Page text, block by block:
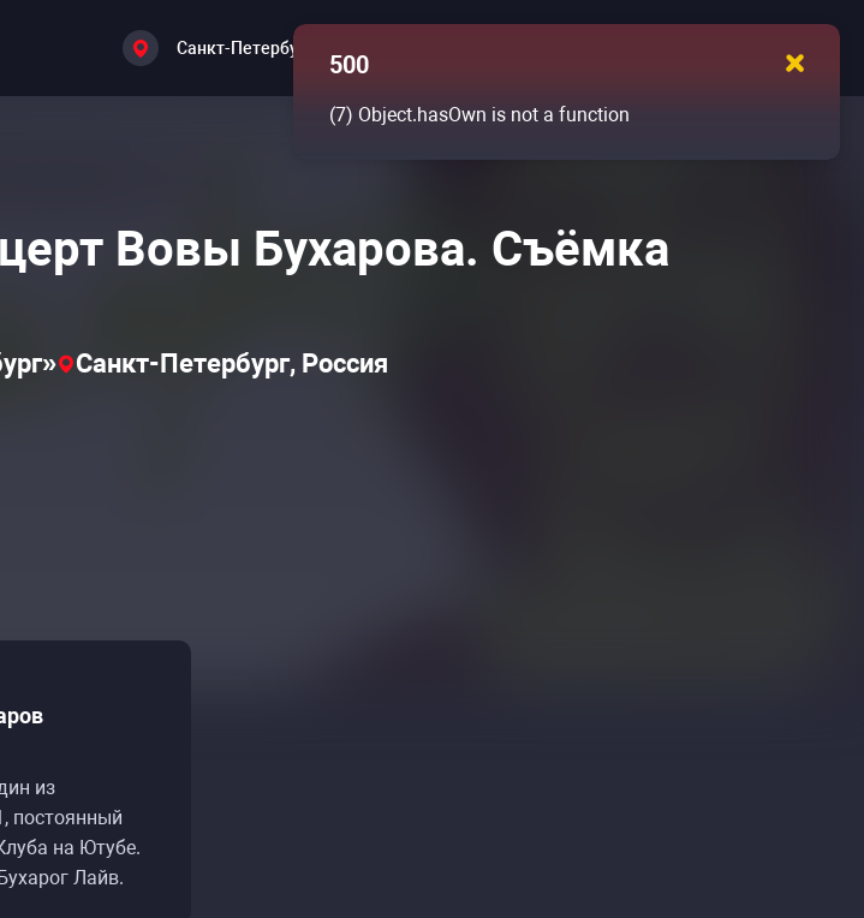
Санкт-Петербург
Вовы Бухарова. Съёмка
Санкт-Петербург, Россия
из
постоянный
на Ютубе.
Лайв.
500
(7) Object.hasOwn is not a function